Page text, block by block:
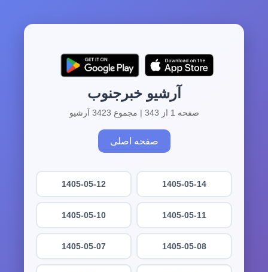
آرشیو خبرجنوب
صفحه 1 از 343 | مجموع 3423 آرشیو
صفحه اصلی
1405-05-14
1405-05-12
1405-05-11
1405-05-10
1405-05-08
1405-05-07